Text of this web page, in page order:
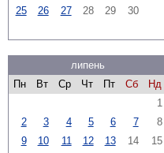
25
26 27 28 29 30
липень
Пн
Вт Ср Чт Пт Сб
Нд
1
2
3 4 5 6 7
8
9
10 11 12 13 14
15